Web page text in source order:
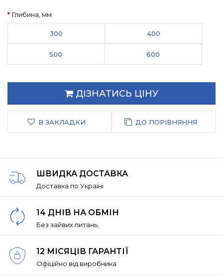
Глибина, мм
300 400
500 600
ДІЗНАТИСЬ ЦІНУ
В ЗАКЛАДКИ ДО ПОРІВНЯННЯ
ШВИДКА ДОСТАВКА
Доставка по Україні
14 ДНІВ НА ОБМІН
Без зайвих питань.
12 МІСЯЦІВ ГАРАНТІЇ
Офіційно від виробника